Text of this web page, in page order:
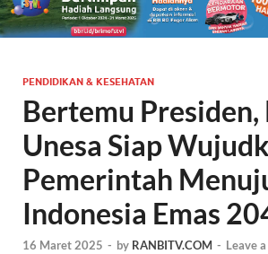
PENDIDIKAN & KESEHATAN
Bertemu
Unesa Siap
Pemerintah
Indonesia Emas
16 Maret 2025 - by RANBITV.COM - Leave